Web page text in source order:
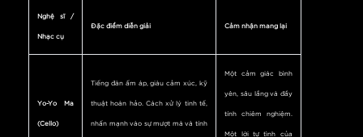
Nghệ sĩ /
Nhạc cụ
Đặc điểm diễn giải Cảm nhận mang lại
Yo-Yo Ma
(Cello)
Tiếng đàn ấm áp, giàu cảm xúc, kỹ
thuật hoàn hảo. Cách xử lý tinh tế,
nhấn mạnh vào sự mượt mà và tính
Một cảm giác bình
yên, sâu lắng và đầy
tính chiêm nghiệm.
Một lời tự tình của